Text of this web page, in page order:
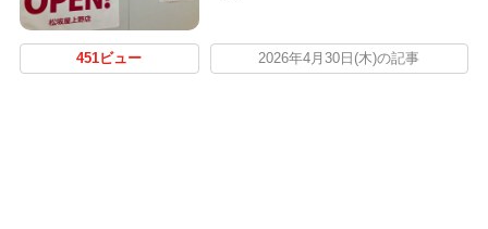
451ビュー 2026年4月30日(木)の記事